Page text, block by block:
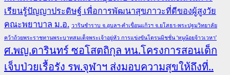
เรียนรู้ปัญญาประดิษฐ์ เพื่อการพัฒนาสุขภาวะที่ดีของผู้สูงวัย
คณะพยาบาล ม.อ. วารินชำราบ จ.อุบลฯ-คำเขื่อนแก้วฯ จ.ยโสธร-พระปฐมวิทยาลัย
คว้าถ้วยพระราชทานพระบาทสมเด็จพระเจ้าอยู่หัว การแข่งขันโดรนมิชชั่น ‘หนูน้อยจ้าวเวหา’
ศ.พญ.ดารินทร์ ซอโสตถิกุล หน.โครงการสอนเด็ก
เจ็บป่วยเรื้อรัง รพ.จุฬาฯ ส่งมอบความสุขให้ถึงที่..